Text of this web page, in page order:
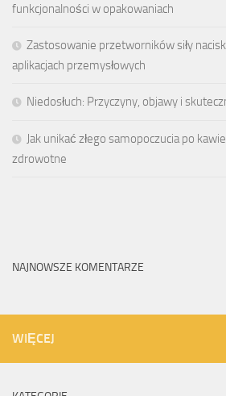
funkcjonalności w opakowaniach
Zastosowanie przetworników siły
aplikacjach przemysłowych
Niedosłuch: Przyczyny, objawy i
Jak unikać złego samopoczucia po
zdrowotne
NAJNOWSZE KOMENTARZE
WIĘCEJ